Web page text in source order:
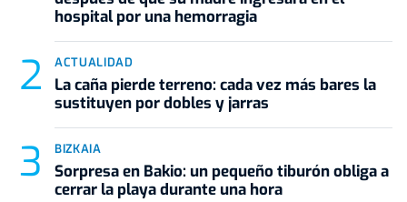
hospital por una hemorragia
ACTUALIDAD
La caña pierde terreno: cada vez más bares la
sustituyen por dobles y jarras
BIZKAIA
Sorpresa en Bakio: un pequeño tiburón obliga a
cerrar la playa durante una hora